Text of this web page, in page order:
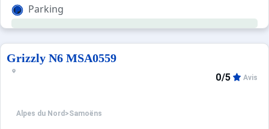
Parking
Grizzly N6 MSA0559
Alpes du Nord >Samoëns
0/5 Avis